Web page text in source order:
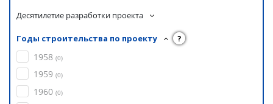
Десятилетие разработки проекта
Годы строительства по проекту ?
1958 (0)
1959 (0)
1960 (0)